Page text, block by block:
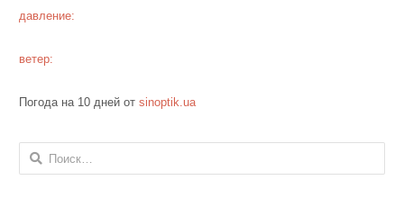
давление:
ветер:
Погода на 10 дней от sinoptik.ua
Найти: